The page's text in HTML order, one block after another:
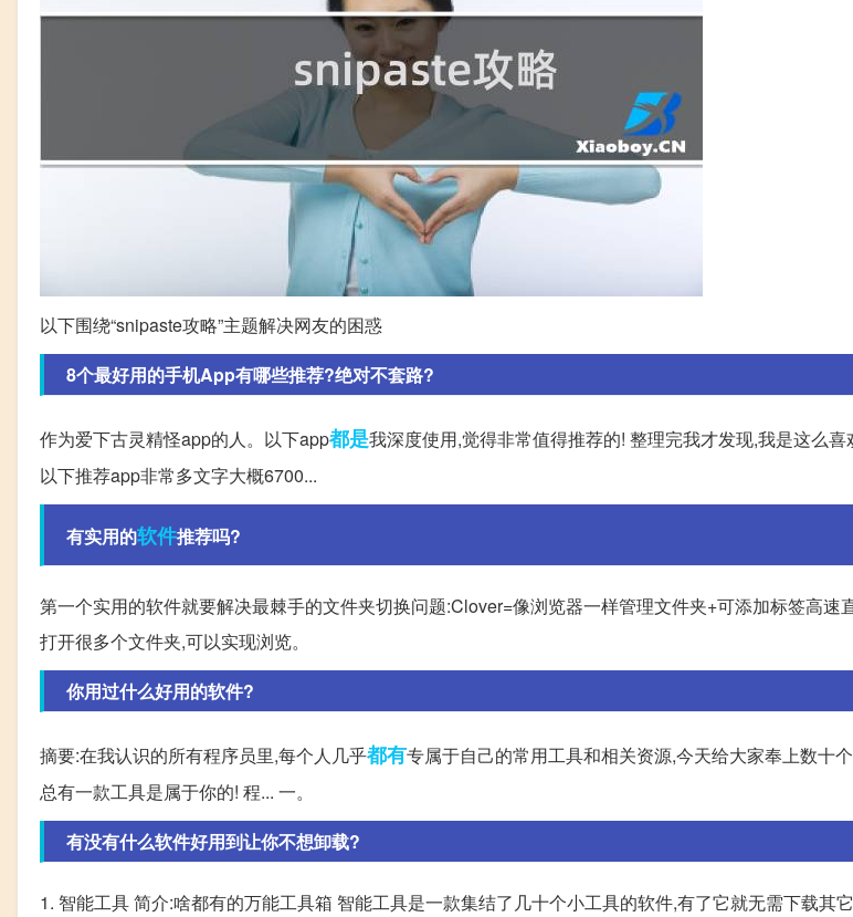
以下围绕“snipaste攻略”主题解决网友的困惑
8个最好用的手机App有哪些推荐?绝对不套路?
作为爱下古灵精怪app的人。以下app都是我深度使用,觉得非常值得推荐的! 整理完我才发现,我是这么喜
以下推荐app非常多文字大概6700...
有实用的软件推荐吗?
第一个实用的软件就要解决最棘手的文件夹切换问题:Clover=像浏览器一样管理文件夹+可添加标签高速
打开很多个文件夹,可以实现浏览。
你用过什么好用的软件?
摘要:在我认识的所有程序员里,每个人几乎都有专属于自己的常用工具和相关资源,今天给大家奉上数十
总有一款工具是属于你的! 程... 一。
有没有什么软件好用到让你不想卸载?
1. 智能工具 简介:啥都有的万能工具箱 智能工具是一款集结了几十个小工具的软件,有了它就无需下载其